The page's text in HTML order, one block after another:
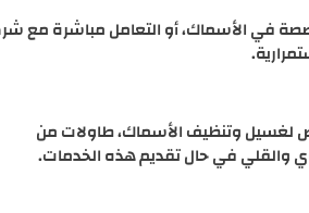
في الأسماك، أو التعامل مباشرة مع
لغسيل وتنظيف الأسماك، طاولات من
والقلي في حال تقديم هذه الخدمات.